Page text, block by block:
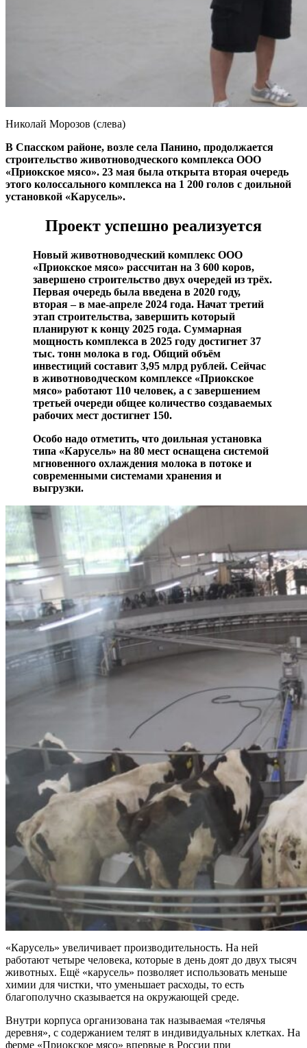
Николай Морозов (слева)
В Спасском районе, возле села Панино, продолжается
строительство животноводческого комплекса ООО
«Приокское мясо». 23 мая была открыта вторая очередь
этого колоссального комплекса на 1 200 голов с доильной
установкой «Карусель».
Проект успешно реализуется
Новый животноводческий комплекс ООО
«Приокское мясо» рассчитан на 3 600 коров,
завершено строительство двух очередей из трёх.
Первая очередь была введена в 2020 году,
вторая – в мае-апреле 2024 года. Начат третий
этап строительства, завершить который
планируют к концу 2025 года. Суммарная
мощность комплекса в 2025 году достигнет 37
тыс. тонн молока в год. Общий объём
инвестиций составит 3,95 млрд рублей. Сейчас
в животноводческом комплексе «Приокское
мясо» работают 110 человек, а с завершением
третьей очереди общее количество создаваемых
рабочих мест достигнет 150.
Особо надо отметить, что доильная установка
типа «Карусель» на 80 мест оснащена системой
мгновенного охлаждения молока в потоке и
современными системами хранения и
выгрузки.
«Карусель» увеличивает производительность. На ней
работают четыре человека, которые в день доят до двух тысяч
животных. Ещё «карусель» позволяет использовать меньше
химии для чистки, что уменьшает расходы, то есть
благополучно сказывается на окружающей среде.
Внутри корпуса организована так называемая «телячья
деревня», с содержанием телят в индивидуальных клетках. На
ферме «Приокское мясо» впервые в России при